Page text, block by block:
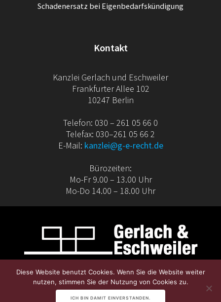
Schadenersatz bei Eigenbedarfskündigung
Kontakt
Kanzlei Gerlach und Eschweiler
Frankfurter Allee 102
10247 Berlin
Telefon: 030 – 261 05 66 0
Telefax: 030–261 05 66 2
E-Mail: kanzlei@g-e-recht.de
Bürozeiten:
Mo-Fr 9.00 – 13.00 Uhr
Mo-Do 14.00 – 18.00 Uhr
ThemeOnePage Express.
Diese Website benutzt Cookies. Wenn Sie die Website weiter
nutzen, stimmen Sie der Nutzung von Cookies zu.
ICH BIN DAMIT EINVERSTANDEN.